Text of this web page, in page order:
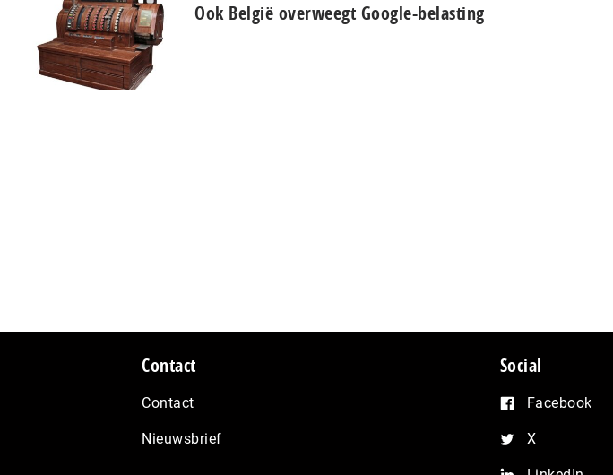
Ook België overweegt Google-belasting
Contact
Contact
Nieuwsbrief
Social
Facebook
X